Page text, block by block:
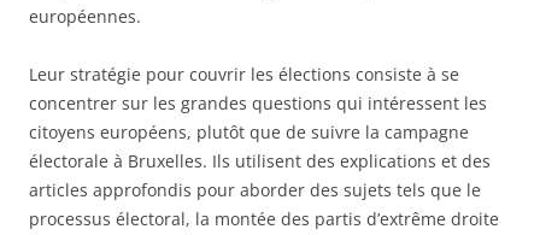
européennes.
Leur stratégie pour couvrir les élections consiste à se
concentrer sur les grandes questions qui intéressent les
citoyens européens, plutôt que de suivre la campagne
électorale à Bruxelles. Ils utilisent des explications et des
articles approfondis pour aborder des sujets tels que le
processus électoral, la montée des partis d’extrême droite